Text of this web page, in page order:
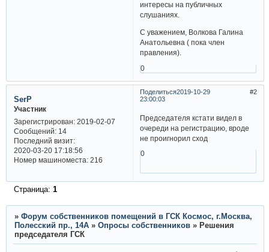
интересы на публичных
слушаниях.
С уважением, Волкова Галина
Анатольевна ( пока член
правления).
0
Поделиться 2
2019-10-29
23:00:03
SerP
Участник
Зарегистрирован: 2019-02-07
Сообщений:14
Последний визит:
2020-03-20 17:18:56
Номер машиноместа:216
Председателя кстати видел в
очереди на регистрацию, вроде
не проигнорил сход
0
Страница: 1
» Форум собственников помещений в ГСК Космос, г.Москва,
Полесский пр., 14А » Опросы собственников » Решения
председателя ГСК